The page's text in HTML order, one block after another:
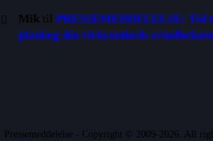
Mik tilPRESSEMEDDELELSE: Tid
planlæg din virksomheds
Pressemeddelelse - Copyright © 2009-2026. All